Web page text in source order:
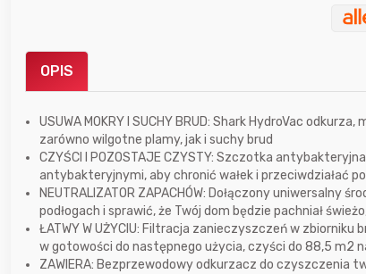
OPIS
USUWA MOKRY I SUCHY BRUD: Shark HydroVac
zarówno wilgotne plamy, jak i suchy brud
CZYŚCI I POZOSTAJE CZYSTY: Szczotka
antybakteryjnymi, aby chronić wałek i przeciwdziałać
NEUTRALIZATOR ZAPACHÓW: Dołączony
podłogach i sprawić, że Twój dom będzie pachniał
ŁATWY W UŻYCIU: Filtracja zanieczyszczeń w
w gotowości do następnego użycia, czyści do 88,5 m2
ZAWIERA: Bezprzewodowy odkurzacz do czyszczenia
wczoraj
wczoraj